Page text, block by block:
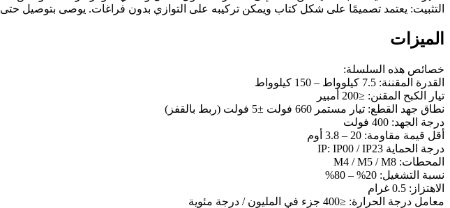
التثبيت: يعتمد تصميمًا على شكل كتاب ويمكن تركيبه على التوازي بدون فراغات. يوصى بتوصيل حتى 3 وحدات على التوازي.
الميزات
خصائص هذه السلسلة:
القدرة المقننة: 7.5 كيلوواط – 150 كيلوواط
تيار الكبح المقنن: ≤200 أمبير
نطاق جهد القطع: تيار مستمر 660 فولت ±5 فولت (ربط بالقفز)
درجة الجهد: 400 فولت
أقل قيمة مقاومة: 20 – 3.8 أوم
درجة الحماية IP: IP00 / IP23
المحطات: M4 / M5 / M8
نسبة التشغيل: 20% – 80%
الاهتزاز: 0.5 غرام
معامل درجة الحرارة: ≤400 جزء في المليون / درجة مئوية